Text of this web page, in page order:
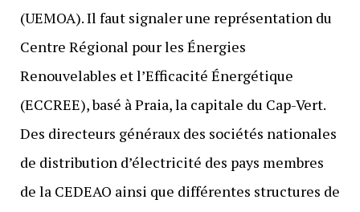
(UEMOA). Il faut signaler une représentation du
Centre Régional pour les Énergies
Renouvelables et l’Efficacité Énergétique
(ECCREE), basé à Praia, la capitale du Cap-Vert.
Des directeurs généraux des sociétés nationales
de distribution d’électricité des pays membres
de la CEDEAO ainsi que différentes structures de